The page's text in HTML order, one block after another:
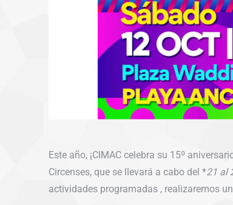
Este año, ¡CIMAC celebra su 15º
Circenses, que se llevará a cabo del *21 al
actividades programadas , realizaremos